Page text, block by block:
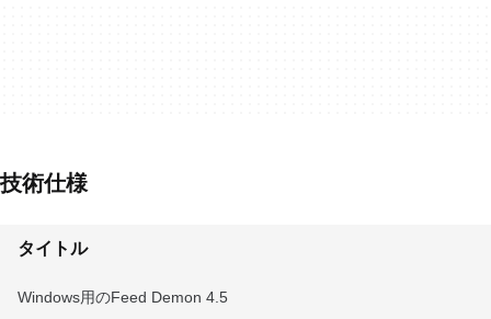
技術仕様
タイトル
Windows用のFeed Demon 4.5